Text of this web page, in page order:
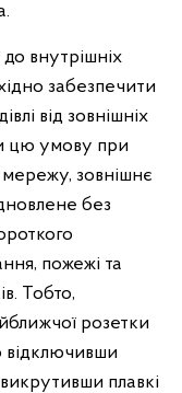
до внутрішніх
забезпечити
від зовнішніх
цю умову при
зовнішнє
без
пожежі та
Тобто,
розетки
відключивши
плавкі